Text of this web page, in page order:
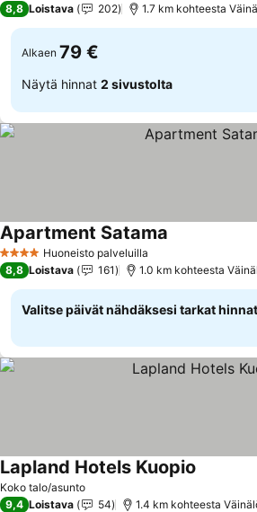
8,8 Loistava 202 1.7 km kohteesta
Alkaen 79 €
Näytä hinnat 2 sivustolta
4 TähtiluokitusHuoneisto palveluilla
Apartment Satama
8,8 Loistava 161 1.0 km kohteesta
Valitse päivät nähdäksesi tarkat hinnat
Koko talo/asunto
Lapland Hotels Kuopio
9,4 Loistava 54 1.4 km kohteesta